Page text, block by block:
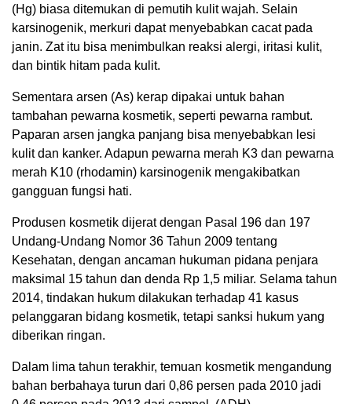
(Hg) biasa ditemukan di pemutih kulit wajah. Selain
karsinogenik, merkuri dapat menyebabkan cacat pada
janin. Zat itu bisa menimbulkan reaksi alergi, iritasi kulit,
dan bintik hitam pada kulit.
Sementara arsen (As) kerap dipakai untuk bahan
tambahan pewarna kosmetik, seperti pewarna rambut.
Paparan arsen jangka panjang bisa menyebabkan lesi
kulit dan kanker. Adapun pewarna merah K3 dan pewarna
merah K10 (rhodamin) karsinogenik mengakibatkan
gangguan fungsi hati.
Produsen kosmetik dijerat dengan Pasal 196 dan 197
Undang-Undang Nomor 36 Tahun 2009 tentang
Kesehatan, dengan ancaman hukuman pidana penjara
maksimal 15 tahun dan denda Rp 1,5 miliar. Selama tahun
2014, tindakan hukum dilakukan terhadap 41 kasus
pelanggaran bidang kosmetik, tetapi sanksi hukum yang
diberikan ringan.
Dalam lima tahun terakhir, temuan kosmetik mengandung
bahan berbahaya turun dari 0,86 persen pada 2010 jadi